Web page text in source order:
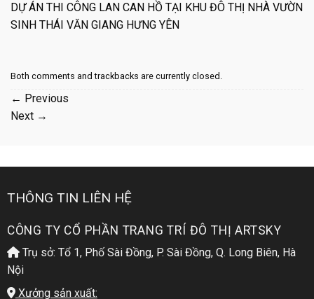
DỰ ÁN THI CÔNG LAN CAN HỒ TẠI KHU ĐÔ THỊ NHÀ VƯỜN
SINH THÁI VĂN GIANG HƯNG YÊN
Both comments and trackbacks are currently closed.
← Previous
Next →
THÔNG TIN LIÊN HỆ
CÔNG TY CỔ PHẦN TRANG TRÍ ĐÔ THỊ ARTSKY
Trụ sở: Tổ 1, Phố Sài Đồng, P. Sài Đồng, Q. Long Biên, Hà
Nội
Xưởng sản xuất: